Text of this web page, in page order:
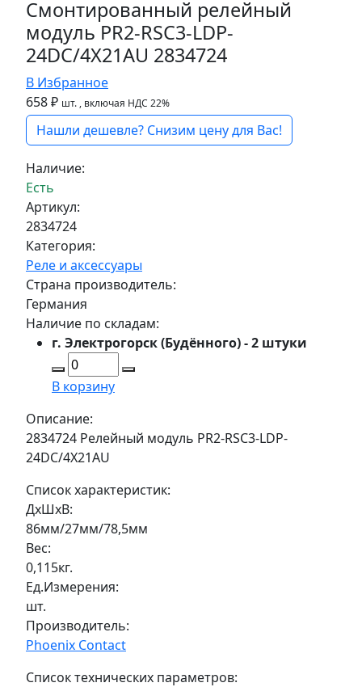
Смонтированный релейный
модуль PR2-RSC3-LDP-
24DC/4X21AU 2834724
В Избранное
658 ₽ шт. , включая НДС 22%
Нашли дешевле? Снизим цену для Вас!
Наличие:
Есть
Артикул:
2834724
Категория:
Реле и аксессуары
Страна производитель:
Германия
Наличие по складам:
г. Электрогорск (Будённого) - 2 штуки
В корзину
Описание:
2834724 Релейный модуль PR2-RSC3-LDP-
24DC/4X21AU
Список характеристик:
ДxШxВ:
86мм/27мм/78,5мм
Вес:
0,115кг.
Ед.Измерения:
шт.
Производитель:
Phoenix Contact
Список технических параметров: